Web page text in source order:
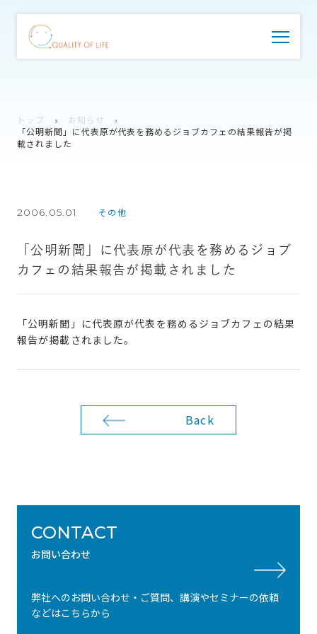
トップ
お知らせ
「公明新聞」に代表原が代表を務めるジョブカフェの結果報告が掲
載されました
2006.05.01 その他
「公明新聞」に代表原が代表を務めるジョブ
カフェの結果報告が掲載されました
「公明新聞」に代表原が代表を務めるジョブカフェの結果
報告が掲載されました。
Back
CONTACT
お問い合わせ
弊社へのお問い合わせ・ご質問、講演やセミナーの依頼
などはこちらから